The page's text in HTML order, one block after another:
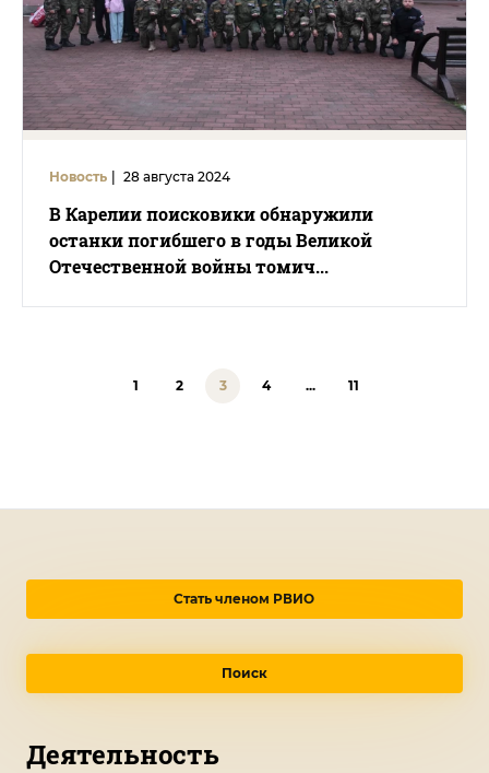
Новость 28 августа 2024
В Карелии поисковики обнаружили
останки погибшего в годы Великой
Отечественной войны томич...
1 2 3 4 ... 11
Стать членом РВИО
Поиск
Деятельность